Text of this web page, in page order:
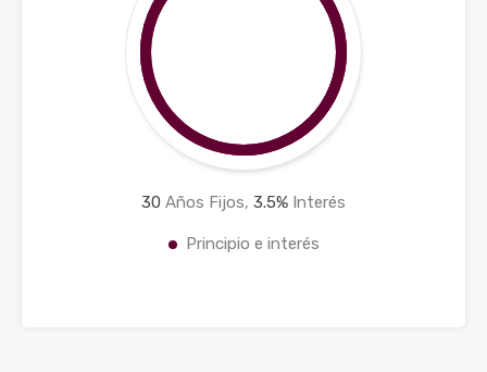
30 Años Fijos, 3.5% Interés
Principio e interés